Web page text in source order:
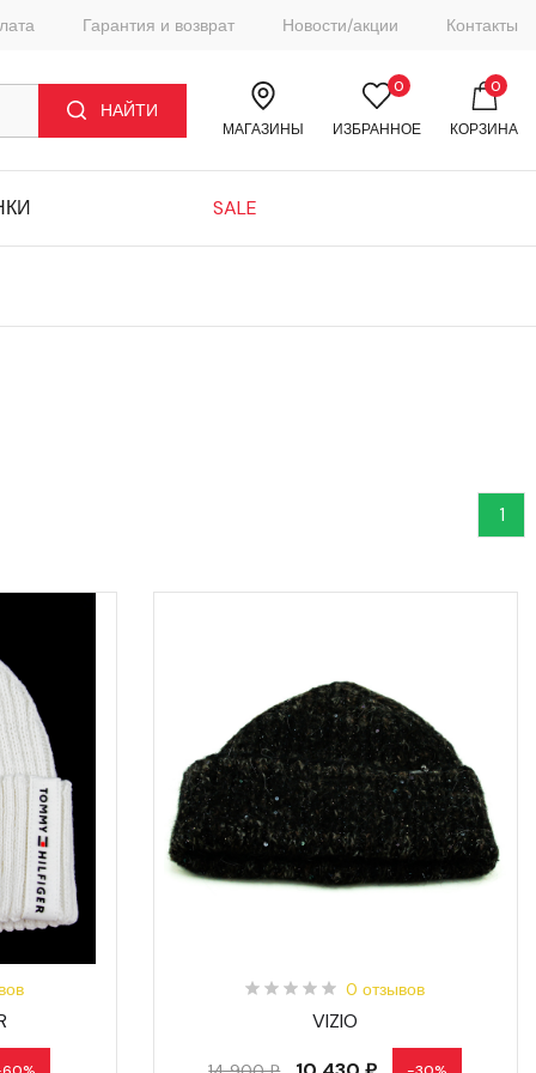
Гарантия и возврат Новости/акции Контакты
НАЙТИ
МАГАЗИНЫ ИЗБРАННОЕ
0
КОРЗИНА
0
SALE
1
0 отзывов
VIZIO